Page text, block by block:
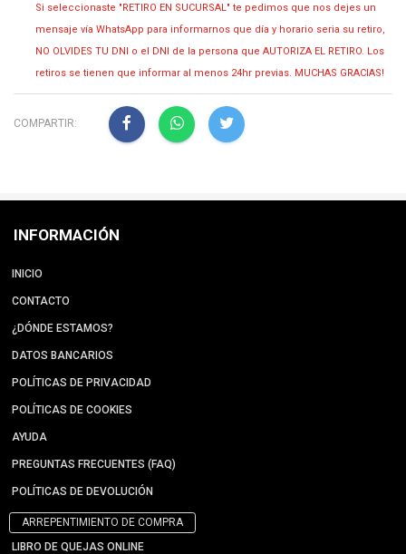
Si seleccionaste "RETIRO EN SUCURSAL" te pedimos que nos dejes un
mensaje vía WhatsApp para informarnos que día y horario seria su retiro,
NO OLVIDES TU DNI o el DNI de la persona que AUTORIZA EL RETIRO. Los
retiros se tienen que informar al menos 24hr previas. MUCHAS GRACIAS!
COMPARTIR:
INFORMACIÓN
INICIO
CONTACTO
¿DÓNDE ESTAMOS?
DATOS BANCARIOS
POLÍTICAS DE PRIVACIDAD
POLÍTICAS DE COOKIES
AYUDA
PREGUNTAS FRECUENTES (FAQ)
POLÍTICAS DE DEVOLUCIÓN
ARREPENTIMIENTO DE COMPRA
LIBRO DE QUEJAS ONLINE